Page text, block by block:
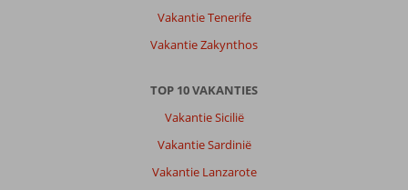
Vakantie Tenerife
Vakantie Zakynthos
TOP 10 VAKANTIES
Vakantie Sicilië
Vakantie Sardinië
Vakantie Lanzarote